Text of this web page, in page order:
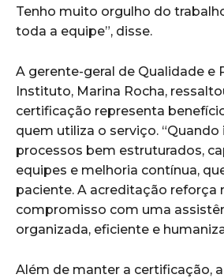
Tenho muito orgulho do
toda a equipe”, disse.
A gerente-geral de Qualidade e
Instituto, Marina Rocha,
certificação representa
quem utiliza o serviço.
processos bem estruturados,
equipes e melhoria contínua,
paciente. A acreditação reforça
compromisso com uma
organizada, eficiente e
Além de manter a certificação,